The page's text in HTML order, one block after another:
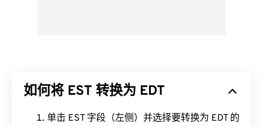
如何将 EST 转换为 EDT
单击 EST 字段（左侧）并选择要转换为 EDT 的